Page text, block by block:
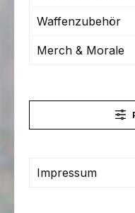
Waffenzubehör
Merch & Morale
Impressum